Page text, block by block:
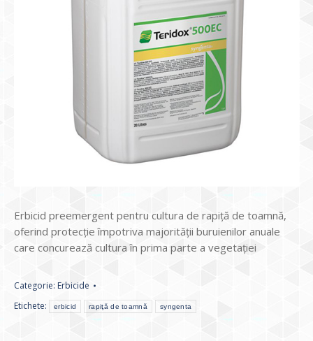
Erbicid preemergent pentru cultura de rapiţă de toamnă,
oferind protecţie împotriva majorităţii buruienilor anuale
care concurează cultura în prima parte a vegetaţiei
Categorie: Erbicide
Etichete:
erbicid rapiţă de toamnă syngenta